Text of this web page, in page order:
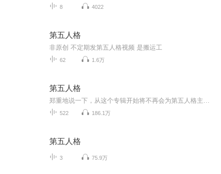
8 4022
第五人格
非原创 不定期发第五人格视频 是搬运工
62 1.6万
第五人格
522 186.1万
第五人格
3 75.9万